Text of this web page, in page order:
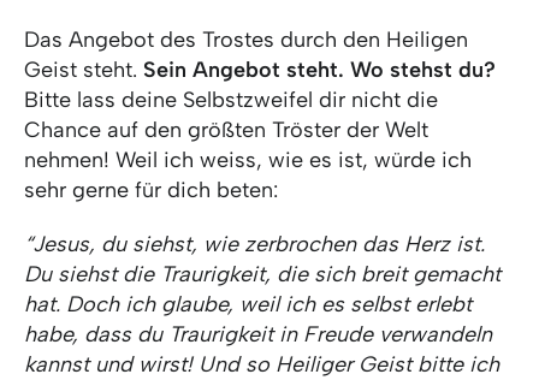
Das Angebot des Trostes durch den Heiligen
Geist steht. Sein Angebot steht. Wo stehst du?
Bitte lass deine Selbstzweifel dir nicht die
Chance auf den größten Tröster der Welt
nehmen! Weil ich weiss, wie es ist, würde ich
sehr gerne für dich beten:
“Jesus, du siehst, wie zerbrochen das Herz ist.
Du siehst die Traurigkeit, die sich breit gemacht
hat. Doch ich glaube, weil ich es selbst erlebt
habe, dass du Traurigkeit in Freude verwandeln
kannst und wirst! Und so Heiliger Geist bitte ich